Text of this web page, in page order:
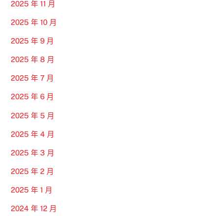
2025 年 11 月
2025 年 10 月
2025 年 9 月
2025 年 8 月
2025 年 7 月
2025 年 6 月
2025 年 5 月
2025 年 4 月
2025 年 3 月
2025 年 2 月
2025 年 1 月
2024 年 12 月